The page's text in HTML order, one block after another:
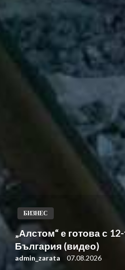
БИЗНЕС
„Алстом“ е готова с
България (видео)
admin_zarata 07.08.2026